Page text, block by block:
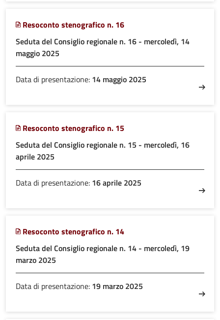
Resoconto stenografico n. 16
Seduta del Consiglio regionale n. 16 - mercoledì, 14
maggio 2025
Data di presentazione: 14 maggio 2025
Resoconto stenografico n. 15
Seduta del Consiglio regionale n. 15 - mercoledì, 16
aprile 2025
Data di presentazione: 16 aprile 2025
Resoconto stenografico n. 14
Seduta del Consiglio regionale n. 14 - mercoledì, 19
marzo 2025
Data di presentazione: 19 marzo 2025